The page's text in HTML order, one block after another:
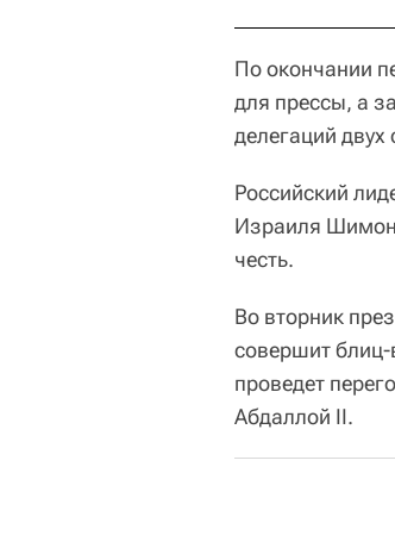
По окончании
для прессы, а
делегаций двух
Российский
Израиля
честь.
Во вторник
совершит блиц-
проведет
Абдаллой II.